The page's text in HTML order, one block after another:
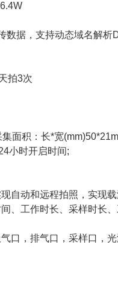
，支持动态域名解析
拍3次
积：长*宽
小时开启时间;
动和远程拍照，实现载
工作时长、采样时长、
，排气口，采样口，光